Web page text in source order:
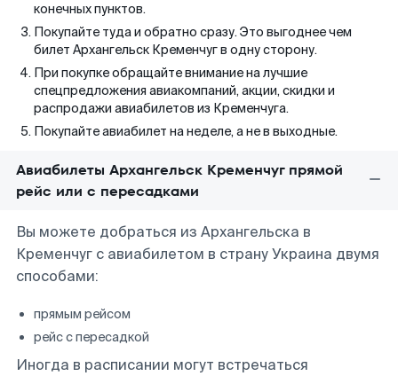
конечных пунктов.
Покупайте туда и обратно сразу. Это выгоднее чем
билет Архангельск Кременчуг в одну сторону.
При покупке обращайте внимание на лучшие
спецпредложения авиакомпаний, акции, скидки и
распродажи авиабилетов из Кременчуга.
Покупайте авиабилет на неделе, а не в выходные.
Авиабилеты Архангельск Кременчуг прямой
рейс или с пересадками
Вы можете добраться из Архангельска в
Кременчуг с авиабилетом в страну Украина двумя
способами:
прямым рейсом
рейс с пересадкой
Иногда в расписании могут встречаться